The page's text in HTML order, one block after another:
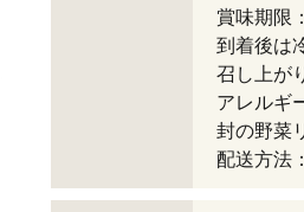
賞味期限
到着後は
召し上が
アレルギ
封の野菜
配送方法